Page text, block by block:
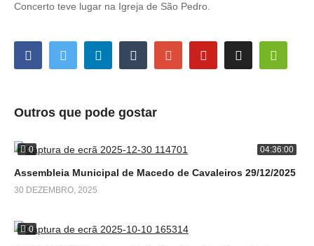
Concerto teve lugar na Igreja de São Pedro.
Outros que pode gostar
0 04:36:00
Assembleia Municipal de Macedo de Cavaleiros 29/12/2025
30 DEZEMBRO, 2025
0